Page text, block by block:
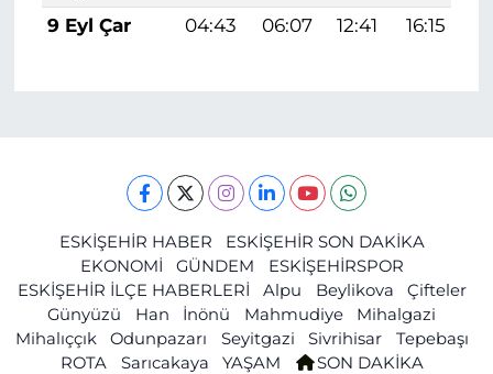
9 Eyl Çar
04:43 06:07 12:41 16:15
ESKİŞEHİR HABER
ESKİŞEHİR SON DAKİKA
EKONOMİ
GÜNDEM
ESKİŞEHİRSPOR
ESKİŞEHİR İLÇE HABERLERİ
Alpu Beylikova
Çifteler
Günyüzü
Han İnönü Mahmudiye
Mihalgazi
Mihalıççık
Odunpazarı Seyitgazi Sivrihisar
Tepebaşı
ROTA
Sarıcakaya YAŞAM
SON DAKİKA